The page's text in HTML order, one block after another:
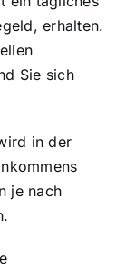
erhalten.
Sie sich
in der
je nach